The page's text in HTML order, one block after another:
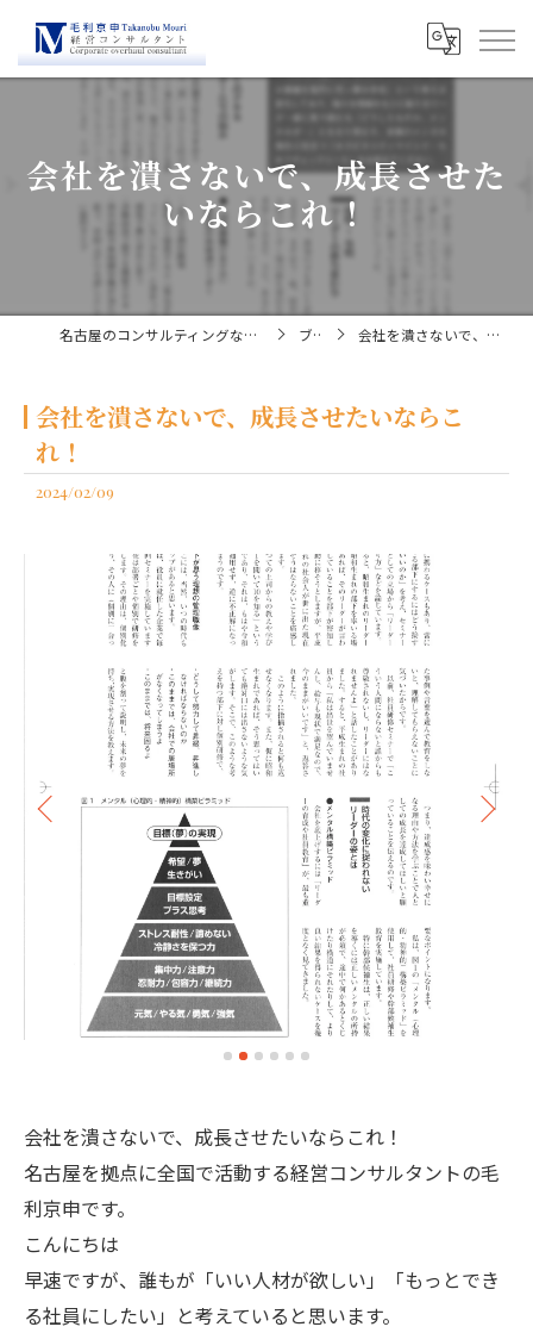
会社を潰さないで、成長させた
いならこれ！
名古屋のコンサルティングなら経営コンサルタント毛利京申 ブログ 会社を潰さないで、成長させたいならこれ！
会社を潰さないで、成長させたいならこ
れ！
2024/02/09
会社を潰さないで、成長させたいならこれ！
名古屋を拠点に全国で活動する経営コンサルタントの毛
利京申です。
こんにちは
早速ですが、誰もが「いい人材が欲しい」「もっとでき
る社員にしたい」と考えていると思います。